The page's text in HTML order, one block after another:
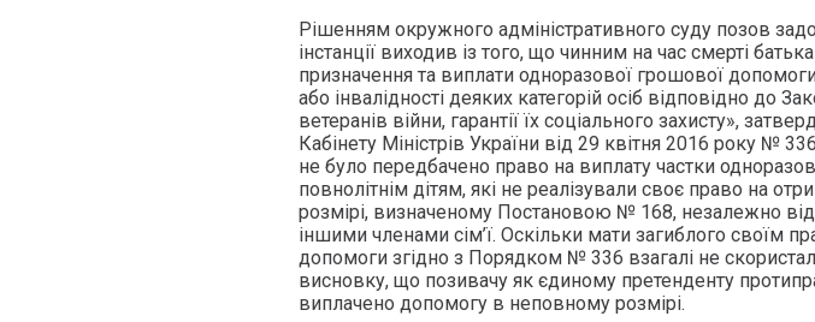
Рішенням окружного адміністративного суду позов
інстанції виходив із того, що чинним на час смерті
призначення та виплати одноразової грошової допомоги
або інвалідності деяких категорій осіб відповідно до
ветеранів війни, гарантії їх соціального захисту»,
Кабінету Міністрів України від 29 квітня 2016 року №
не було передбачено право на виплату частки
повнолітнім дітям, які не реалізували своє право на
розмірі, визначеному Постановою № 168, незалежно від
іншими членами сім’ї. Оскільки мати загиблого своїм
допомоги згідно з Порядком № 336 взагалі не
висновку, що позивачу як єдиному претенденту
виплачено допомогу в неповному розмірі.